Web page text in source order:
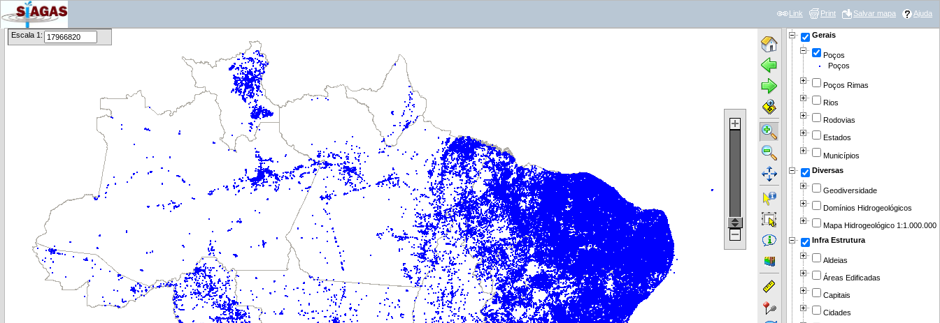
Link Print Salvar mapa Ajuda
Gerais
Poços
Poços
Poços Rimas
Rios
Rodovias
Estados
Municípios
Diversas
Geodiversidade
Domínios Hidrogeológicos
Mapa Hidrogeológico 1:1.000.000
Infra Estrutura
Aldeias
Áreas Edificadas
Capitais
Cidades
Escala 1: